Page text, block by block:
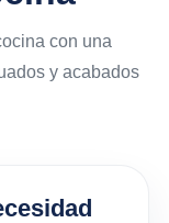
con una
y acabados